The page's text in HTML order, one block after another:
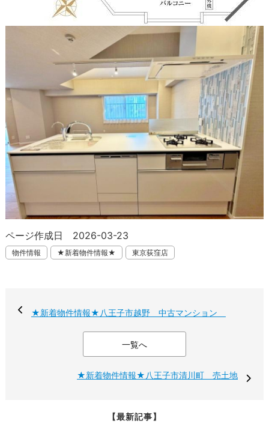
ページ作成日 2026-03-23
物件情報 ★新着物件情報★ 東京荻窪店
★新着物件情報★八王子市越野 中古マンション
一覧へ
★新着物件情報★八王子市清川町 売土地
【最新記事】